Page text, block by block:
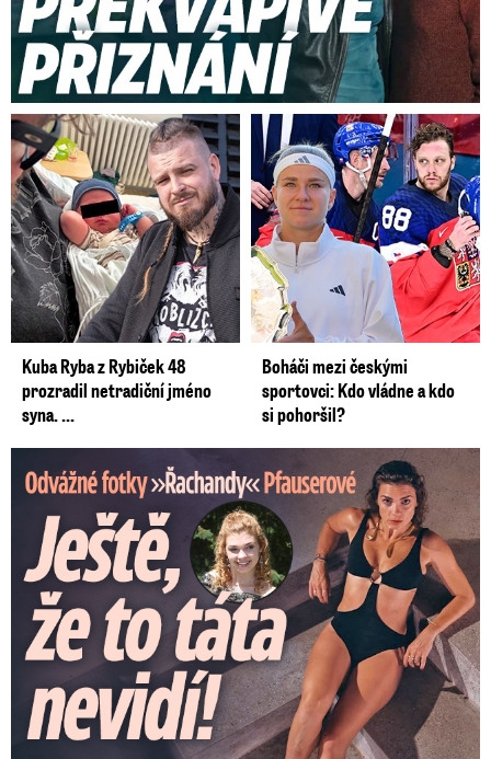
Kuba Ryba z Rybiček 48
prozradil netradiční jméno
syna. ...
Boháči mezi českými
sportovci: Kdo vládne a kdo
si pohoršil?
Odvážné fotky Denisy Pfauserové: Ještě, že to táta nevidí